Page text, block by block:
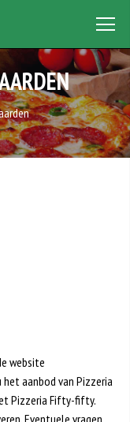
website
aanbod van Pizzeria
Pizzeria Fifty-fifty.
Eventuele vragen